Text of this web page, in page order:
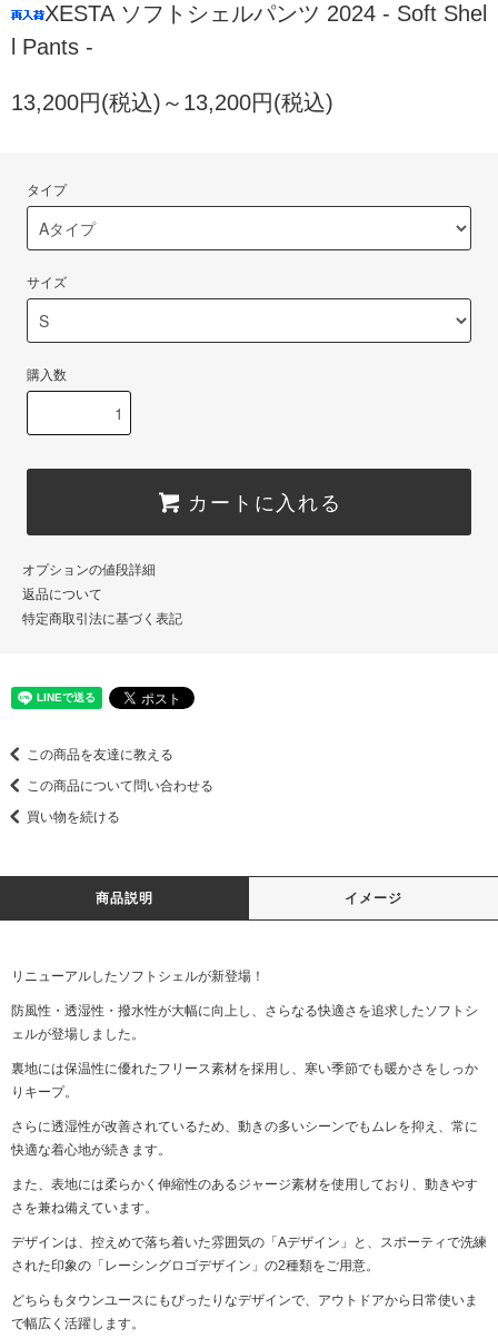
XESTA ソフトシェルパンツ 2024 - Soft Shel
l Pants -
13,200円(税込)～13,200円(税込)
タイプ
サイズ
購入数
カートに入れる
オプションの値段詳細
返品について
特定商取引法に基づく表記
この商品を友達に教える
この商品について問い合わせる
買い物を続ける
商品説明 イメージ
リニューアルしたソフトシェルが新登場！
防風性・透湿性・撥水性が大幅に向上し、さらなる快適さを追求したソフトシ
ェルが登場しました。
裏地には保温性に優れたフリース素材を採用し、寒い季節でも暖かさをしっか
りキープ。
さらに透湿性が改善されているため、動きの多いシーンでもムレを抑え、常に
快適な着心地が続きます。
また、表地には柔らかく伸縮性のあるジャージ素材を使用しており、動きやす
さを兼ね備えています。
デザインは、控えめで落ち着いた雰囲気の「Aデザイン」と、スポーティで洗練
された印象の「レーシングロゴデザイン」の2種類をご用意。
どちらもタウンユースにもぴったりなデザインで、アウトドアから日常使いま
で幅広く活躍します。